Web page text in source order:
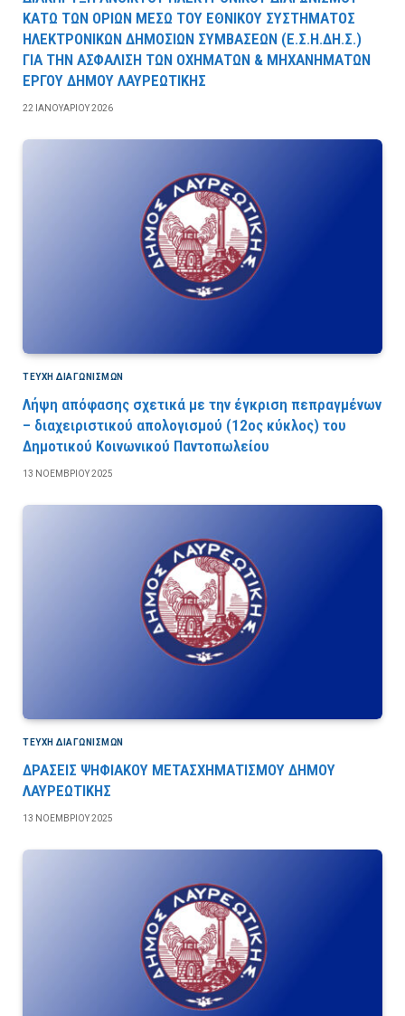
ΚΑΤΩ ΤΩΝ ΟΡΙΩΝ ΜΕΣΩ ΤΟΥ ΕΘΝΙΚΟΥ ΣΥΣΤΗΜΑΤΟΣ
ΗΛΕΚΤΡΟΝΙΚΩΝ ΔΗΜΟΣΙΩΝ ΣΥΜΒΑΣΕΩΝ (Ε.Σ.Η.ΔΗ.Σ.)
ΓΙΑ ΤΗΝ ΑΣΦΑΛΙΣΗ ΤΩΝ ΟΧΗΜΑΤΩΝ & ΜΗΧΑΝΗΜΑΤΩΝ
ΕΡΓΟΥ ΔΗΜΟΥ ΛΑΥΡΕΩΤΙΚΗΣ
22 ΙΑΝΟΥΑΡΊΟΥ 2026
ΤΕΎΧΗ ΔΙΑΓΩΝΙΣΜΏΝ
Λήψη απόφασης σχετικά με την έγκριση πεπραγμένων
– διαχειριστικού απολογισμού (12ος κύκλος) του
Δημοτικού Κοινωνικού Παντοπωλείου
13 ΝΟΕΜΒΡΊΟΥ 2025
ΤΕΎΧΗ ΔΙΑΓΩΝΙΣΜΏΝ
ΔΡΑΣΕΙΣ ΨΗΦΙΑΚΟΥ ΜΕΤΑΣΧΗΜΑΤΙΣΜΟΥ ΔΗΜΟΥ
ΛΑΥΡΕΩΤΙΚΗΣ
13 ΝΟΕΜΒΡΊΟΥ 2025